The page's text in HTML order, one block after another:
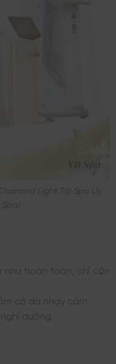
Light Tại Spa Uy
như hoàn toàn, chỉ còn
cả da nhạy cảm.
dưỡng.